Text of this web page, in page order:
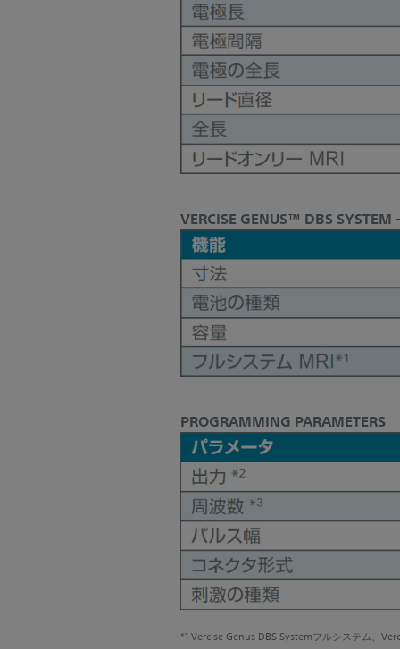
VERCISE GENUS™ DBS SYSTEM
PROGRAMMING PARAMETERS
*1 Vercise Genus DBS Systemフルシステム、